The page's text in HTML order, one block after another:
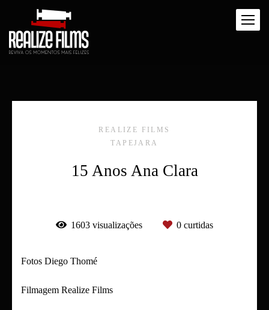
REALIZE FILMS
TAPEJARA
15 Anos Ana Clara
1603 visualizações 0 curtidas
Fotos Diego Thomé
Filmagem Realize Films